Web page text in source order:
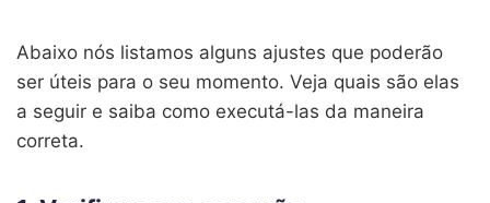
Abaixo nós listamos alguns ajustes que poderão
ser úteis para o seu momento. Veja quais são elas
a seguir e saiba como executá-las da maneira
correta.